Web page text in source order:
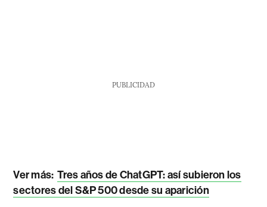
PUBLICIDAD
Ver más: Tres años de ChatGPT: así subieron los
sectores del S&P 500 desde su aparición